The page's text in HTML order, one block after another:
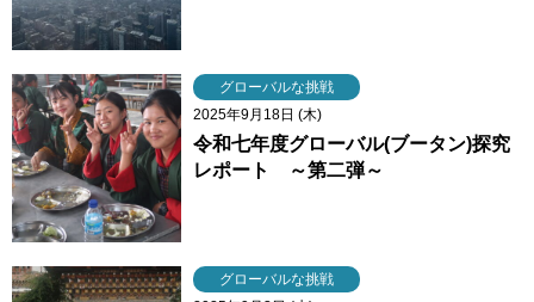
グローバルな挑戦
2025年9月18日 (木)
令和七年度グローバル(ブータン)探究
レポート ～第二弾～
グローバルな挑戦